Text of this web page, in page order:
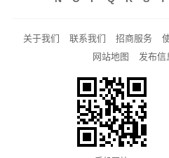
关于我们 联系我们 招商服务
网站地图
发布信